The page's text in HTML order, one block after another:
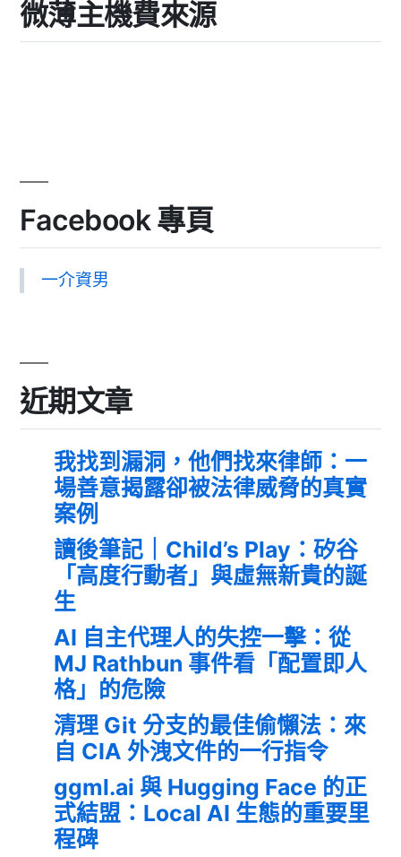
微薄主機費來源
Facebook 專頁
一介資男
近期文章
我找到漏洞，他們找來律師：一
場善意揭露卻被法律威脅的真實
案例
讀後筆記｜Child’s Play：矽谷
「高度行動者」與虛無新貴的誕
生
AI 自主代理人的失控一擊：從
MJ Rathbun 事件看「配置即人
格」的危險
清理 Git 分支的最佳偷懶法：來
自 CIA 外洩文件的一行指令
ggml.ai 與 Hugging Face 的正
式結盟：Local AI 生態的重要里
程碑